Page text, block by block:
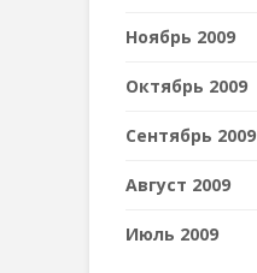
Ноябрь 2009
Октябрь 2009
Сентябрь 2009
Август 2009
Июль 2009